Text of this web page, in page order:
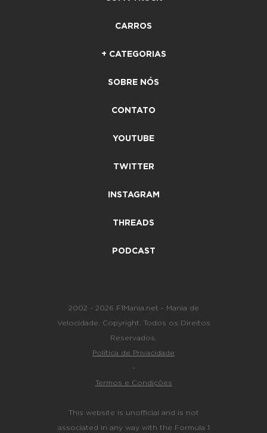
CARROS
+ CATEGORIAS
SOBRE NÓS
CONTATO
YOUTUBE
TWITTER
INSTAGRAM
THREADS
PODCAST
2002 - 2026 F1Mania.net - Mania de
Velocidade. Copyright. Todos os Direitos
Reservados.
Política de Privacidade
-
Termos e Condições
This website is unofficial and is not
associated in any way with the Formula 1